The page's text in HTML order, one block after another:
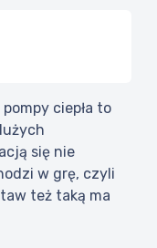
ciepła to
się nie
w grę, czyli
też taką ma